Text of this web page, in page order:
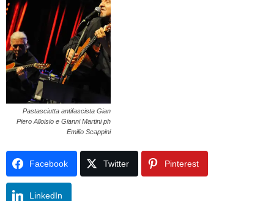
Pastasciutta antifascista Gian
Piero Alloisio e Gianni Martini ph
Emilio Scappini
Facebook Twitter Pinterest
LinkedIn